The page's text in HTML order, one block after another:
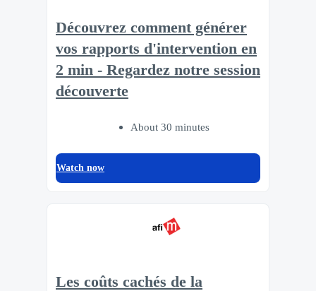
Découvrez comment générer
vos rapports d'intervention en
2 min - Regardez notre session
découverte
About 30 minutes
Watch now
Les coûts cachés de la